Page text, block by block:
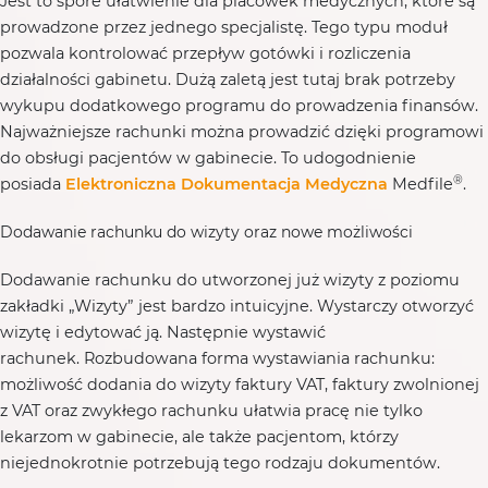
prowadzone przez jednego specjalistę. Tego typu moduł
pozwala kontrolować przepływ gotówki i rozliczenia
działalności gabinetu. Dużą zaletą jest tutaj brak potrzeby
wykupu dodatkowego programu do prowadzenia finansów.
Najważniejsze rachunki można prowadzić dzięki programowi
do obsługi pacjentów w gabinecie. To udogodnienie
posiada Elektroniczna Dokumentacja Medyczna Medfile®.
Dodawanie rachunku do wizyty oraz nowe możliwości
Dodawanie rachunku do utworzonej już wizyty z poziomu
zakładki „Wizyty” jest bardzo intuicyjne. Wystarczy otworzyć
wizytę i edytować ją. Następnie wystawić
rachunek. Rozbudowana forma wystawiania rachunku:
możliwość dodania do wizyty faktury VAT, faktury zwolnionej
z VAT oraz zwykłego rachunku ułatwia pracę nie tylko
lekarzom w gabinecie, ale także pacjentom, którzy
niejednokrotnie potrzebują tego rodzaju dokumentów.